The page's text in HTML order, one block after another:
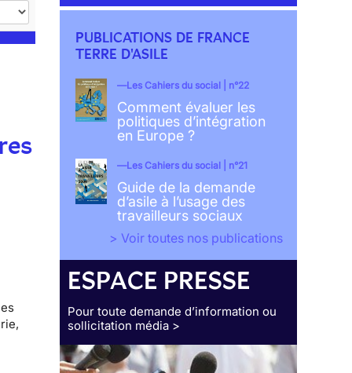
PUBLICATIONS DE FRANCE
TERRE D'ASILE
Les Cahiers du social | n°22
Comment évaluer les
politiques d’intégration
en Europe ?
Les Cahiers du social | n°21
Guide de la demande
d’asile à l’usage des
travailleurs sociaux
> Voir toutes nos publications
ESPACE PRESSE
Pour toute demande d’information ou
sollicitation média >